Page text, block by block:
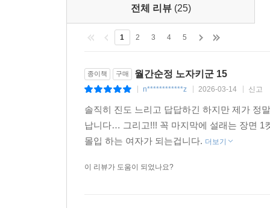
전체 리뷰 (25)
1 2 3 4 5
종이책 구매 월간순정 노자키군 15
n************z 2026-03-14 신고
솔직히 진도 느리고 답답하긴 하지만 제가 정
납니다… 그리고!!! 꼭 마지막에 설래는 장면 1
몰입 하는 여자가 되는겁니다. 더보기
이 리뷰가 도움이 되었나요?